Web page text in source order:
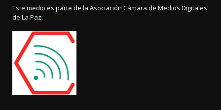
Este medio es parte de la Asociación Cámara de Medios Digitales
de La Paz.